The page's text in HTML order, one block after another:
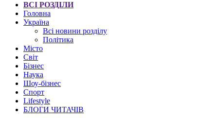
ВСІ РОЗДІЛИ
Головна
Україна
Всі новини розділу
Політика
Місто
Світ
Бізнес
Наука
Шоу-бізнес
Спорт
Lifestyle
БЛОГИ ЧИТАЧІВ